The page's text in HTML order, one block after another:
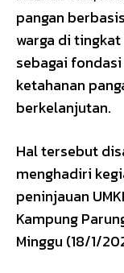
pangan
warga di tingkat
sebagai
ketahanan
berkelanjutan.
Hal tersebut
menghadiri
peninjauan
Kampung
Minggu (18/1/